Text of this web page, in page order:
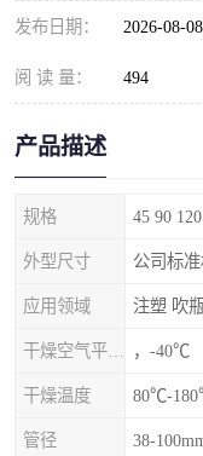
发布日期： 2026-08-08
阅 读 量： 494
产品描述
规格 45 90
外型尺寸 公司标
应用领域 注塑 吹
，-40℃
干燥温度 80℃-
管径 38-